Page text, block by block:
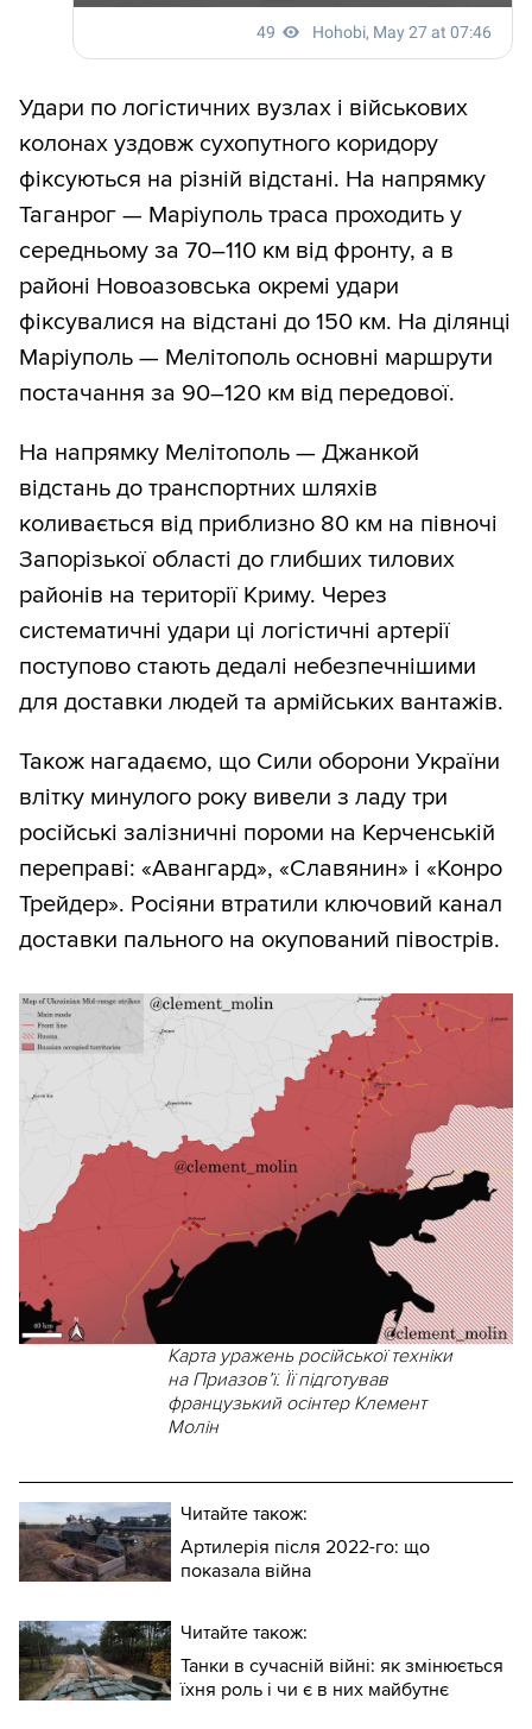
Удари по логістичних вузлах і військових
колонах уздовж сухопутного коридору
фіксуються на різній відстані. На напрямку
Таганрог — Маріуполь траса проходить у
середньому за 70–110 км від фронту, а в
районі Новоазовська окремі удари
фіксувалися на відстані до 150 км. На ділянці
Маріуполь — Мелітополь основні маршрути
постачання за 90–120 км від передової.
На напрямку Мелітополь — Джанкой
відстань до транспортних шляхів
коливається від приблизно 80 км на півночі
Запорізької області до глибших тилових
районів на території Криму. Через
систематичні удари ці логістичні артерії
поступово стають дедалі небезпечнішими
для доставки людей та армійських вантажів.
Також нагадаємо, що Сили оборони України
влітку минулого року вивели з ладу три
російські залізничні пороми на Керченській
переправі: «Авангард», «Славянин» і «Конро
Трейдер». Росіяни втратили ключовий канал
доставки пального на окупований півострів.
Карта уражень російської техніки
на Приазов’ї. Її підготував
французький осінтер Клемент
Молін
Читайте також:
Артилерія після 2022-го: що
показала війна
Читайте також:
Танки в сучасній війні: як змінюється
їхня роль і чи є в них майбутнє